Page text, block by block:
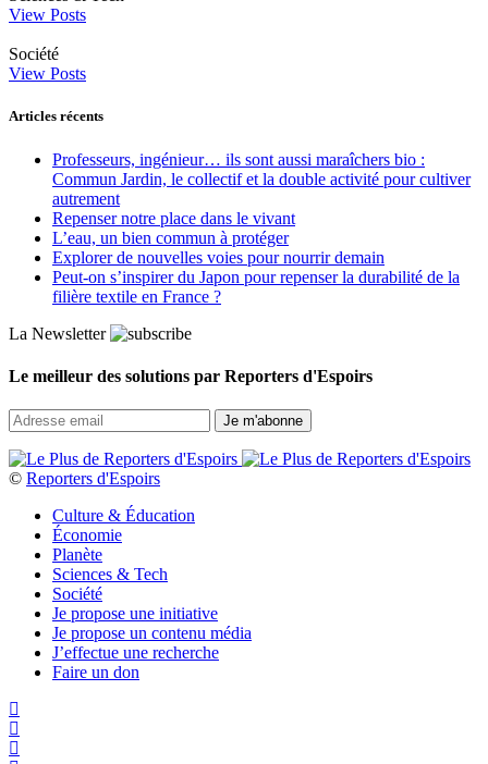
View Posts
Société
View Posts
Articles récents
Professeurs, ingénieur… ils sont aussi maraîchers bio :
Commun Jardin, le collectif et la double activité pour cultiver
autrement
Repenser notre place dans le vivant
L’eau, un bien commun à protéger
Explorer de nouvelles voies pour nourrir demain
Peut‑on s’inspirer du Japon pour repenser la durabilité de la
filière textile en France ?
La Newsletter
Le meilleur des solutions par Reporters d'Espoirs
© Reporters d'Espoirs
Culture & Éducation
Économie
Planète
Sciences & Tech
Société
Je propose une initiative
Je propose un contenu média
J’effectue une recherche
Faire un don